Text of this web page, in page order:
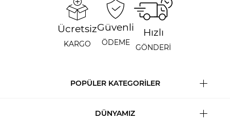
Ücretsiz
KARGO
Güvenli
ÖDEME
Hızlı
GÖNDERİ
POPÜLER KATEGORİLER
DÜNYAMIZ